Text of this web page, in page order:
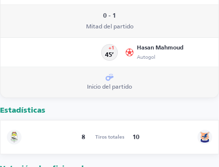
0 - 1
Mitad del partido
45’
+1 Hasan Mahmoud
Autogol
Inicio del partido
Estadísticas
8 Tiros totales 10